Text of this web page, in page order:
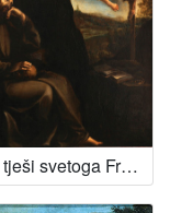
Anđeo tješi svetoga Franju Asiškoga